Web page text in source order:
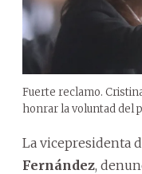
Fuerte reclamo.
honrar la voluntad del
La vicepresidenta
Fernández,